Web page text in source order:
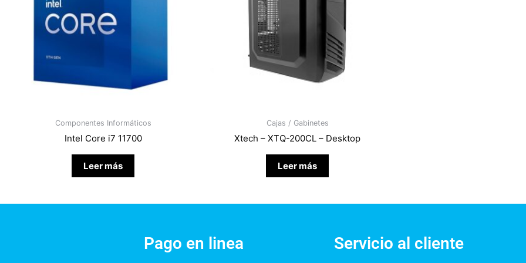
Componentes Informáticos
Intel Core i7 11700
Leer más
Cajas / Gabinetes
Xtech – XTQ-200CL – Desktop
Leer más
Pago en linea Servicio al cliente